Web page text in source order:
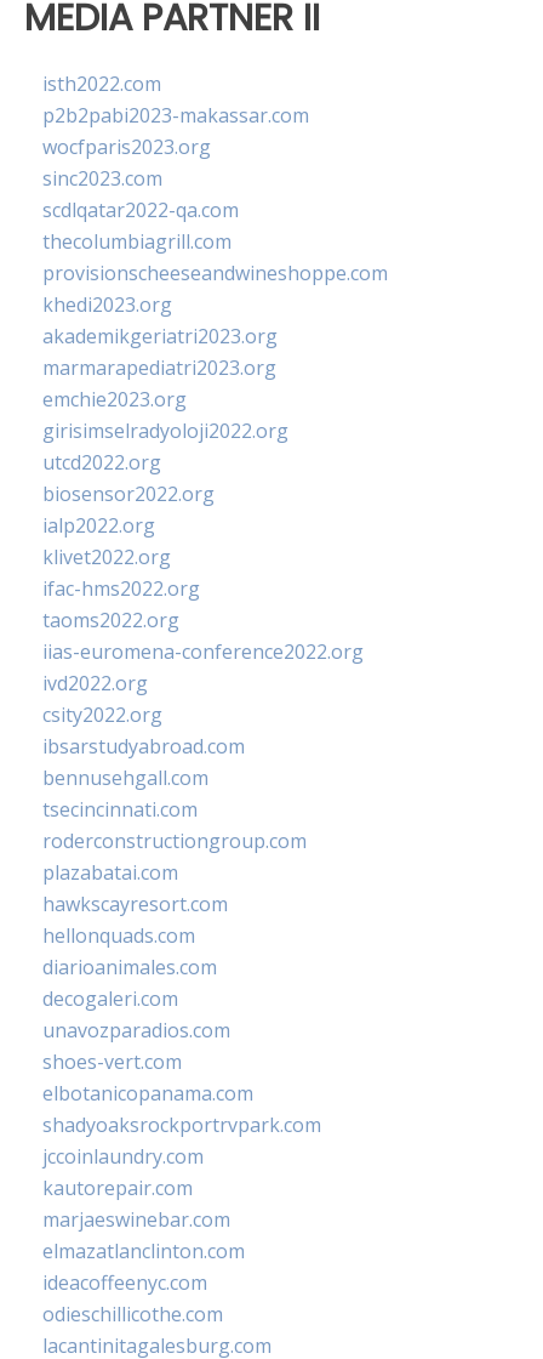
MEDIA PARTNER II
isth2022.com
p2b2pabi2023-makassar.com
wocfparis2023.org
sinc2023.com
scdlqatar2022-qa.com
thecolumbiagrill.com
provisionscheeseandwineshoppe.com
khedi2023.org
akademikgeriatri2023.org
marmarapediatri2023.org
emchie2023.org
girisimselradyoloji2022.org
utcd2022.org
biosensor2022.org
ialp2022.org
klivet2022.org
ifac-hms2022.org
taoms2022.org
iias-euromena-conference2022.org
ivd2022.org
csity2022.org
ibsarstudyabroad.com
bennusehgall.com
tsecincinnati.com
roderconstructiongroup.com
plazabatai.com
hawkscayresort.com
hellonquads.com
diarioanimales.com
decogaleri.com
unavozparadios.com
shoes-vert.com
elbotanicopanama.com
shadyoaksrockportrvpark.com
jccoinlaundry.com
kautorepair.com
marjaeswinebar.com
elmazatlanclinton.com
ideacoffeenyc.com
odieschillicothe.com
lacantinitagalesburg.com